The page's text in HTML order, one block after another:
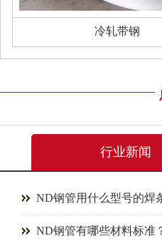
冷轧带钢
行业新闻
ND钢管用什么型号的焊
ND钢管有哪些材料标准